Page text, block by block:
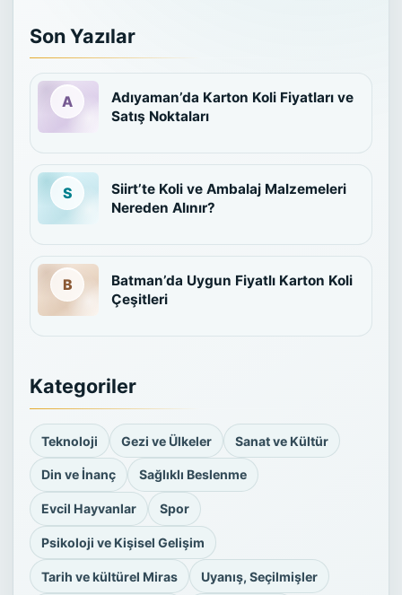
Son Yazılar
Adıyaman’da Karton Koli Fiyatları ve
Satış Noktaları
Siirt’te Koli ve Ambalaj Malzemeleri
Nereden Alınır?
Batman’da Uygun Fiyatlı Karton Koli
Çeşitleri
Kategoriler
Teknoloji Gezi ve Ülkeler Sanat ve Kültür
Din ve İnanç Sağlıklı Beslenme
Evcil Hayvanlar Spor
Psikoloji ve Kişisel Gelişim
Tarih ve kültürel Miras Uyanış, Seçilmişler